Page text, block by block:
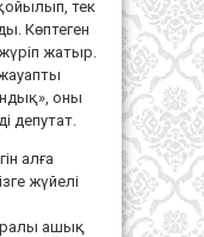
тек
Көптеген
жатыр.
оны
депутат.
алға
жүйелі
ашық